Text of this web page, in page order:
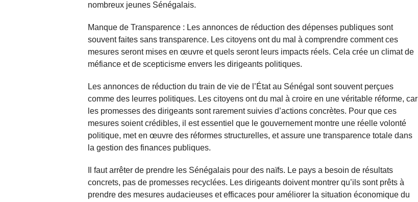
nombreux jeunes Sénégalais.
Manque de Transparence : Les annonces de réduction des dépenses publiques sont
souvent faites sans transparence. Les citoyens ont du mal à comprendre comment ces
mesures seront mises en œuvre et quels seront leurs impacts réels. Cela crée un climat de
méfiance et de scepticisme envers les dirigeants politiques.
Les annonces de réduction du train de vie de l’État au Sénégal sont souvent perçues
comme des leurres politiques. Les citoyens ont du mal à croire en une véritable réforme, car
les promesses des dirigeants sont rarement suivies d’actions concrètes. Pour que ces
mesures soient crédibles, il est essentiel que le gouvernement montre une réelle volonté
politique, met en œuvre des réformes structurelles, et assure une transparence totale dans
la gestion des finances publiques.
Il faut arrêter de prendre les Sénégalais pour des naïfs. Le pays a besoin de résultats
concrets, pas de promesses recyclées. Les dirigeants doivent montrer qu’ils sont prêts à
prendre des mesures audacieuses et efficaces pour améliorer la situation économique du